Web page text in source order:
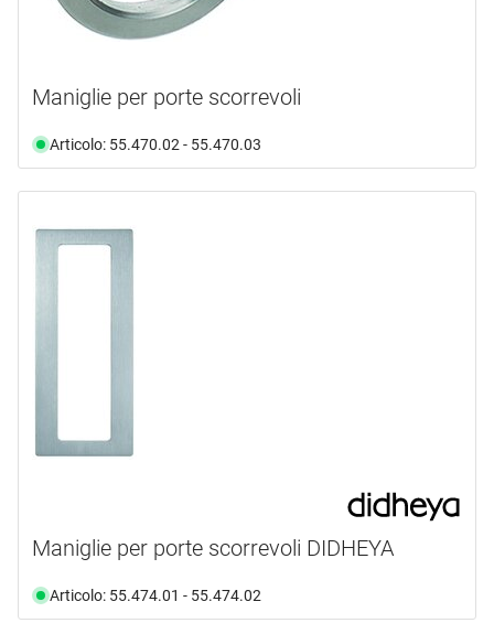
Maniglie per porte scorrevoli
Articolo: 55.470.02 - 55.470.03
Maniglie per porte scorrevoli DIDHEYA
Articolo: 55.474.01 - 55.474.02